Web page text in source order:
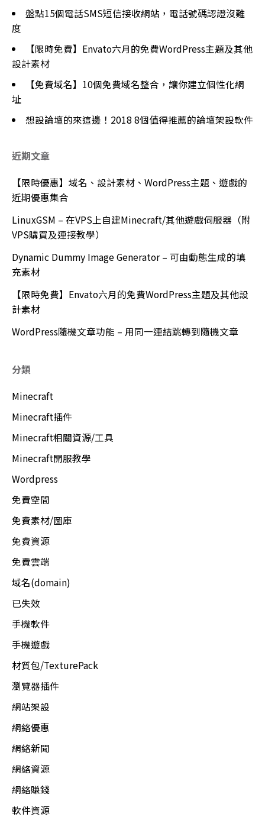
盤點15個電話SMS短信接收網站，電話號碼認證沒難
度
【限時免費】Envato六月的免費WordPress主題及其他
設計素材
【免費域名】10個免費域名整合，讓你建立個性化網
址
想設論壇的來這邊！2018 8個值得推薦的論壇架設軟件
近期文章
【限時優惠】域名、設計素材、WordPress主題、遊戲的
近期優惠集合
LinuxGSM – 在VPS上自建Minecraft/其他遊戲伺服器（附
VPS購買及連接教學）
Dynamic Dummy Image Generator – 可由動態生成的填
充素材
【限時免費】Envato六月的免費WordPress主題及其他設
計素材
WordPress隨機文章功能 – 用同一連結跳轉到隨機文章
分類
Minecraft
Minecraft插件
Minecraft相關資源/工具
Minecraft開服教學
Wordpress
免費空間
免費素材/圖庫
免費資源
免費雲端
域名(domain)
已失效
手機軟件
手機遊戲
材質包/TexturePack
瀏覽器插件
網站架設
網絡優惠
網絡新聞
網絡資源
網絡賺錢
軟件資源